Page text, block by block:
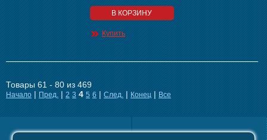
В КОРЗИНУ
Купить
Товары 61 - 80 из 469
Начало | Пред. | 2 3 4 5 6 | След. | Конец | Все